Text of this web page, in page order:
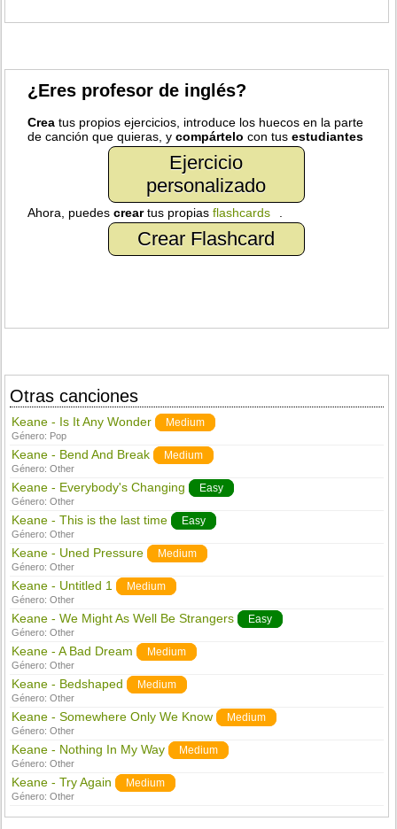
¿Eres profesor de inglés?
Crea tus propios ejercicios, introduce los huecos en la parte
de canción que quieras, ycompártelo con tusestudiantes
Ejercicio
personalizado
Ahora, puedescreartus propiasflashcards
Crear Flashcard
Otras canciones
Keane - Is It Any Wonder Medium
Género: Pop
Keane - Bend And Break Medium
Género:Other
Keane - Everybody's Changing Easy
Género:Other
Keane - This is the last time Easy
Género:Other
Keane - Uned Pressure Medium
Género:Other
Keane - Untitled 1 Medium
Género:Other
Keane - We Might As Well Be Strangers Easy
Género:Other
Keane - A Bad Dream Medium
Género:Other
Keane - Bedshaped Medium
Género:Other
Keane - Somewhere Only We Know Medium
Género:Other
Keane - Nothing In My Way Medium
Género:Other
Keane - Try Again Medium
Género:Other